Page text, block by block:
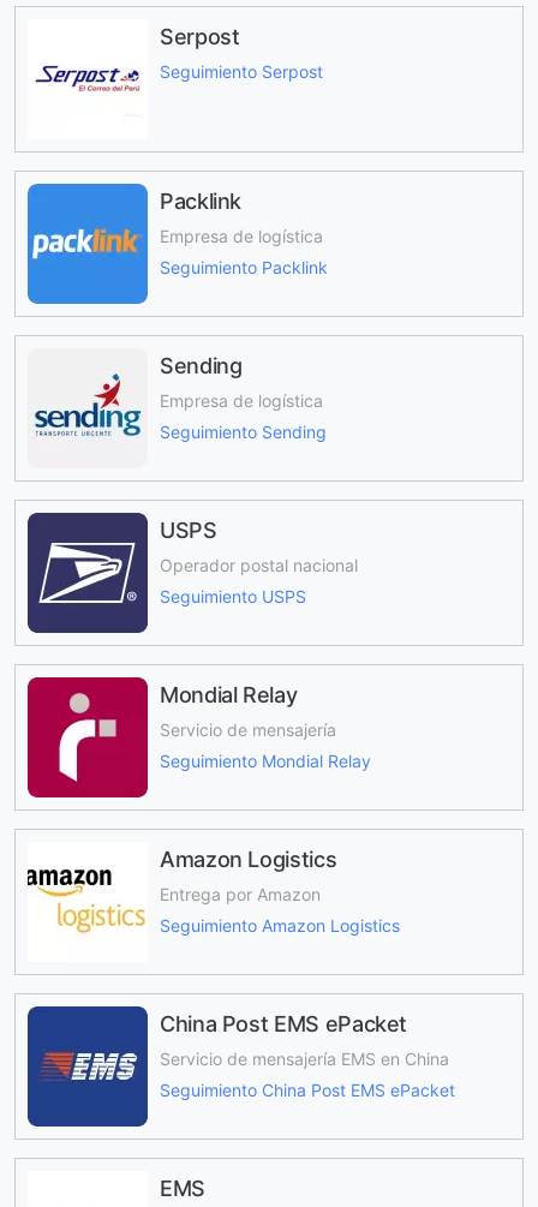
Serpost
Seguimiento Serpost
Packlink
Empresa de logística
Seguimiento Packlink
Sending
Empresa de logística
Seguimiento Sending
USPS
Operador postal nacional
Seguimiento USPS
Mondial Relay
Servicio de mensajería
Seguimiento Mondial Relay
Amazon Logistics
Entrega por Amazon
Seguimiento Amazon Logistics
China Post EMS ePacket
Servicio de mensajería EMS en China
Seguimiento China Post EMS ePacket
EMS